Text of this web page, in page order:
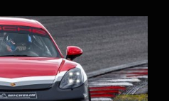
599,00 €449,00 €.
DIESES
/ DETAILS